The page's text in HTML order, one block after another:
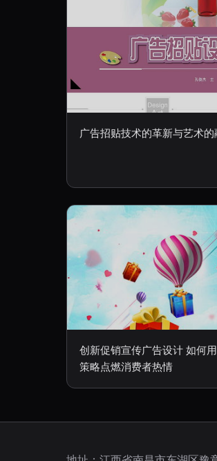
广告招贴技术的革新与艺术的
创新促销宣传广告设计 如何
策略点燃消费者热情